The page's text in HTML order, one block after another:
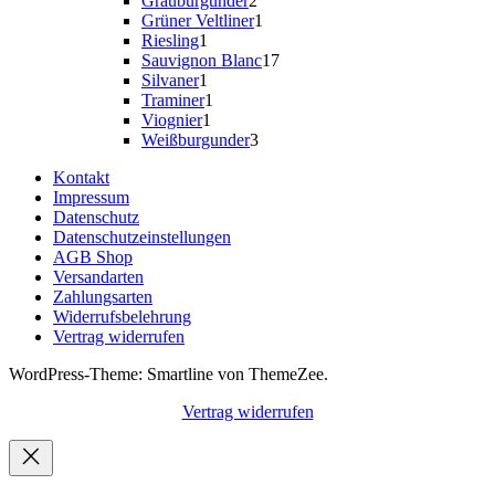
Produkte
Grüner Veltliner1
Riesling1
Produkt
Sauvignon Blanc1717
Silvaner1
Produkt
Traminer1
Viognier1
Produkt
Weißburgunder33
Kontakt
Impressum
Datenschutz
Datenschutzeinstellungen
AGB Shop
Versandarten
Zahlungsarten
Widerrufsbelehrung
Vertrag widerrufen
WordPress-Theme: Smartline von ThemeZee.
Vertrag widerrufen